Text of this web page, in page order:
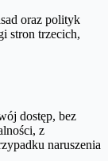
oraz polityk
stron trzecich,
dostęp, bez
z
naruszenia